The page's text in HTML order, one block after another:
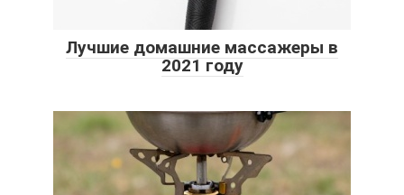
Лучшие домашние массажеры в
2021 году